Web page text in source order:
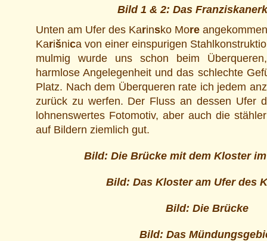
Bild 1 & 2: Das
Unten am Ufer des Karinsko More
Karišnica von einer einspurigen
mulmig wurde uns schon beim
harmlose Angelegenheit und das schlechte
Platz. Nach dem Überqueren rate ich jedem
zurück zu werfen. Der Fluss an dessen Ufer
lohnenswertes Fotomotiv, aber auch die
auf Bildern ziemlich gut.
Bild: Die Brücke mit dem Kloster
Bild: Das Kloster am Ufer des
Bild: Die Brücke
Bild: Das